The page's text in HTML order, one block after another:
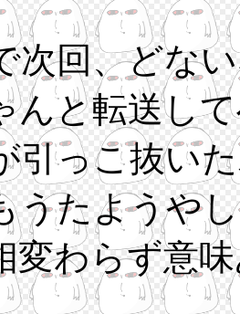
次回、どな
んと転送し
引っこ抜い
うたようや
変わらず意